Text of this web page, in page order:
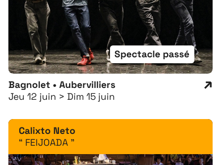
Bagnolet • Aubervilliers
Jeu 12 juin > Dim 15 juin
Spectacle passé
Calixto Neto
“ FEIJOADA ”